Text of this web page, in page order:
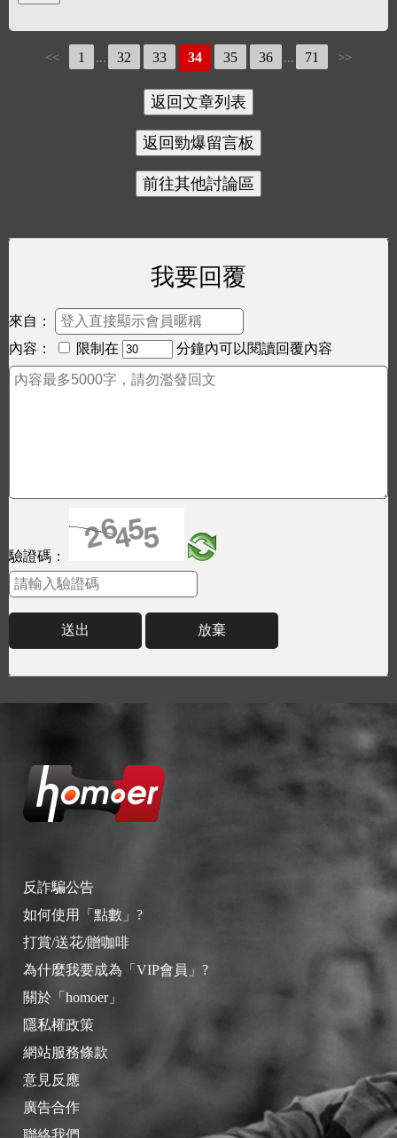
<< 1 ... 32 33 34 35 36 ... 71 >>
我要回覆
來自：
內容：
限制在 分鐘內可以閱讀回覆內容
驗證碼：
送出 放棄
反詐騙公告
如何使用「點數」?
打賞/送花/贈咖啡
為什麼我要成為「VIP會員」?
關於「homoer」
隱私權政策
網站服務條款
意見反應
廣告合作
聯絡我們